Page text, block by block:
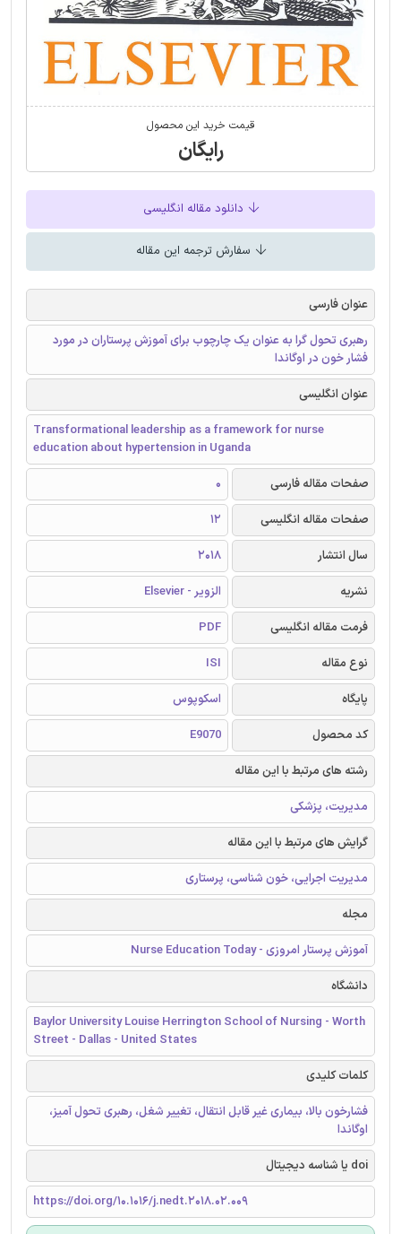
قیمت خرید این محصول
رایگان
دانلود مقاله انگلیسی
سفارش ترجمه این مقاله
عنوان فارسی
رهبری تحول گرا به عنوان یک چارچوب برای آموزش پرستاران در مورد
فشار خون در اوگاندا
عنوان انگلیسی
Transformational leadership as a framework for nurse
education about hypertension in Uganda
صفحات مقاله فارسی
0
صفحات مقاله انگلیسی
12
سال انتشار
2018
نشریه
الزویر - Elsevier
فرمت مقاله انگلیسی
PDF
نوع مقاله
ISI
پایگاه
اسکوپوس
کد محصول
E9070
رشته های مرتبط با این مقاله
مدیریت، پزشکی
گرایش های مرتبط با این مقاله
مدیریت اجرایی، خون شناسی، پرستاری
مجله
آموزش پرستار امروزی - Nurse Education Today
دانشگاه
Baylor University Louise Herrington School of Nursing - Worth
Street - Dallas - United States
کلمات کلیدی
فشارخون بالا، بیماری غیر قابل انتقال، تغییر شغل، رهبری تحول آمیز،
اوگاندا
doi یا شناسه دیجیتال
https://doi.org/10.1016/j.nedt.2018.02.009